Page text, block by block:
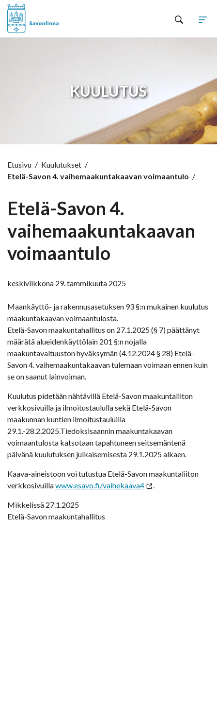
KUULUTUS
Etusivu / Kuulutukset /
Etelä-Savon 4. vaihemaakuntakaavan voimaantulo /
Etelä-Savon 4.
vaihemaakuntakaavan
voimaantulo
keskiviikkona 29. tammikuuta 2025
Maankäyttö- ja rakennusasetuksen 93 §:n mukainen kuulutus
maakuntakaavan voimaantulosta.
Etelä-Savon maakuntahallitus on 27.1.2025 (§ 7) päättänyt
määrätä alueidenkäyttölain 201 §:n nojalla
maakuntavaltuuston hyväksymän (4.12.2024 § 28) Etelä-
Savon 4. vaihemaakuntakaavan tulemaan voimaan ennen kuin
se on saanut lainvoiman.
Kuulutus pidetään nähtävillä Etelä-Savon maakuntaliiton
verkkosivuilla ja ilmoitustaululla sekä Etelä-Savon
maakunnan kuntien ilmoitustauluilla
29.1.-28.2.2025.Tiedoksisaannin maakuntakaavan
voimaantulosta katsotaan tapahtuneen seitsemäntenä
päivänä kuulutuksen julkaisemisesta 29.1.2025 alkaen.
Kaava-aineistoon voi tutustua Etelä-Savon maakuntaliiton
verkkosivuillawww.esavo.fi/vaihekaava4 .
Mikkelissä 27.1.2025
Etelä-Savon maakuntahallitus